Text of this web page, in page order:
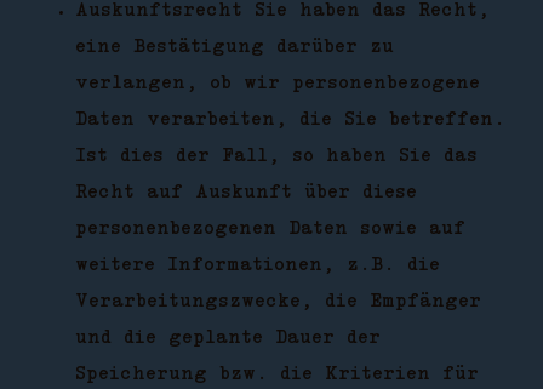
Auskunftsrecht Sie haben das Recht,
eine Bestätigung darüber zu
verlangen, ob wir personenbezogene
Daten verarbeiten, die Sie betreffen.
Ist dies der Fall, so haben Sie das
Recht auf Auskunft über diese
personenbezogenen Daten sowie auf
weitere Informationen, z.B. die
Verarbeitungszwecke, die Empfänger
und die geplante Dauer der
Speicherung bzw. die Kriterien für